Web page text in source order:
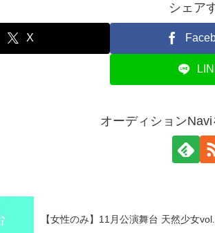
シェア
X
オーディション
【女性のみ】11月公演舞台 天然少女